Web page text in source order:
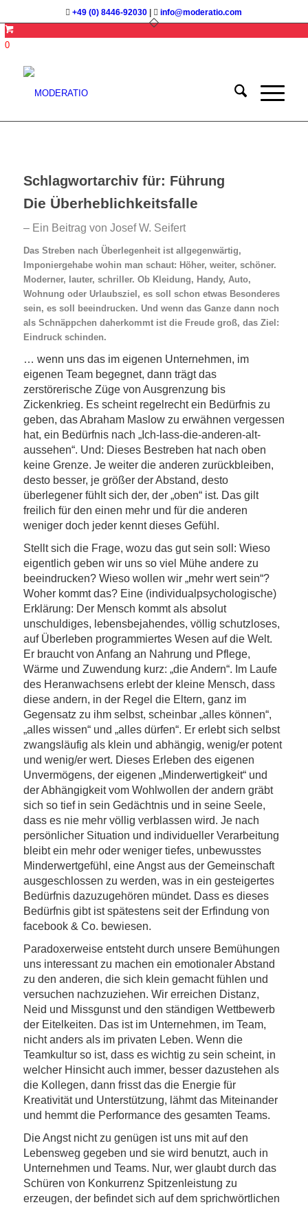
+49 (0) 8446-92030 info@moderatio.com
0
Schlagwortarchiv für: Führung
Die Überheblichkeitsfalle
– Ein Beitrag von Josef W. Seifert
Das Streben nach Überlegenheit ist allgegenwärtig,
Imponiergehabe wohin man schaut: Höher, weiter, schöner.
Moderner, lauter, schriller. Ob Kleidung, Handy, Auto,
Wohnung oder Urlaubsziel, es soll schon etwas Besonderes
sein, es soll beeindrucken. Und wenn das Ganze dann noch
als Schnäppchen daherkommt ist die Freude groß, das Ziel:
Eindruck schinden.
… wenn uns das im eigenen Unternehmen, im
eigenen Team begegnet, dann trägt das
zerstörerische Züge von Ausgrenzung bis
Zickenkrieg. Es scheint regelrecht ein Bedürfnis zu
geben, das Abraham Maslowzu erwähnen vergessen
hat, ein Bedürfnis nach „Ich-lass-die-anderen-alt-
aussehen“. Und: Dieses Bestreben hat nach oben
keine Grenze. Je weiter die anderen zurückbleiben,
desto besser, je größer der Abstand, desto
überlegener fühlt sich der, der „oben“ ist. Das gilt
freilich für den einen mehr und für die anderen
weniger doch jeder kennt dieses Gefühl.
Stellt sich die Frage, wozu das gut sein soll: Wieso
eigentlich geben wir uns so viel Mühe andere zu
beeindrucken? Wieso wollen wir „mehr wert sein“?
Woher kommt das? Eine (individualpsychologische)
Erklärung: Der Mensch kommt als absolut
unschuldiges, lebensbejahendes, völlig schutzloses,
auf Überleben programmiertes Wesen auf die Welt.
Er braucht von Anfang an Nahrung und Pflege,
Wärme und Zuwendung kurz: „die Andern“. Im Laufe
des Heranwachsens erlebt der kleine Mensch, dass
diese andern, in der Regel die Eltern, ganz im
Gegensatz zu ihm selbst, scheinbar „alles können“,
„alles wissen“ und „alles dürfen“. Er erlebt sich selbst
zwangsläufig als klein und abhängig, wenig/er potent
und wenig/er wert. Dieses Erleben des eigenen
Unvermögens, der eigenen „Minderwertigkeit“ und
der Abhängigkeit vom Wohlwollen der andern gräbt
sich so tief in sein Gedächtnis und in seine Seele,
dass es nie mehr völlig verblassen wird. Je nach
persönlicher Situation und individueller Verarbeitung
bleibt ein mehr oder weniger tiefes, unbewusstes
Minderwertgefühl, eine Angst aus der Gemeinschaft
ausgeschlossen zu werden, was in ein gesteigertes
Bedürfnis dazuzugehören mündet. Dass es dieses
Bedürfnis gibt ist spätestens seit der Erfindung von
facebook& Co. bewiesen.
Paradoxerweise entsteht durch unsere Bemühungen
uns interessant zu machen ein emotionaler Abstand
zu den anderen, die sich klein gemacht fühlen und
versuchen nachzuziehen. Wir erreichen Distanz,
Neid und Missgunst und den ständigen Wettbewerb
der Eitelkeiten. Das ist im Unternehmen, im Team,
nicht anders als im privaten Leben. Wenn die
Teamkultur so ist, dass es wichtig zu sein scheint, in
welcher Hinsicht auch immer, besser dazustehen als
die Kollegen, dann frisst das die Energie für
Kreativität und Unterstützung, lähmt das Miteinander
und hemmt die Performance des gesamten Teams.
Die Angst nicht zu genügen ist uns mit auf den
Lebensweg gegeben und sie wird benutzt, auch in
Unternehmen und Teams. Nur, wer glaubt durch das
Schüren von Konkurrenz Spitzenleistung zu
erzeugen, der befindet sich auf dem sprichwörtlichen